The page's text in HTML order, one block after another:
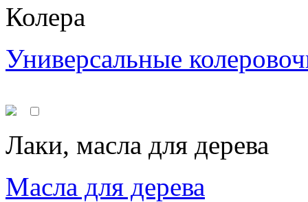
Колера
Универсальные
Лаки, масла для дерева
Масла для дерева